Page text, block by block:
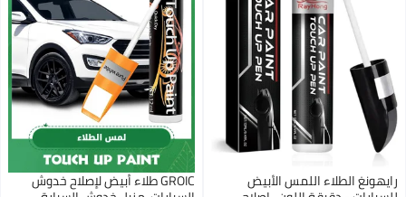
رايهونغ الطلاء اللمس الأبيض GROIC طلاء أبيض لإصلاح خدوش